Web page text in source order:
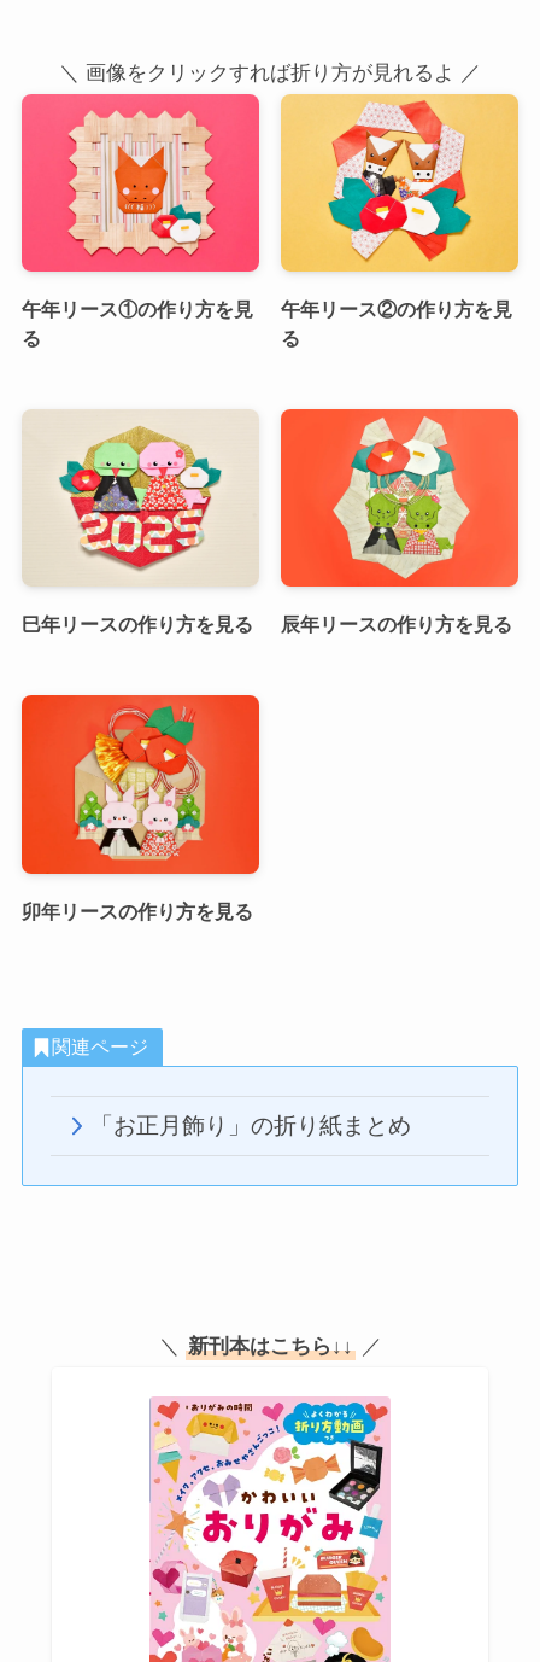
＼ 画像をクリックすれば折り方が見れるよ ／
午年リース①の作り方を見
る
午年リース②の作り方を見
る
巳年リースの作り方を見る 辰年リースの作り方を見る
卯年リースの作り方を見る
関連ページ
「お正月飾り」の折り紙まとめ
＼ 新刊本はこちら↓↓／